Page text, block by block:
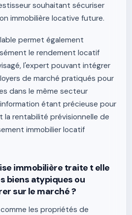
souhaitant sécuriser
immobilière locative future.
permet également
le rendement locatif
l'expert pouvant intégrer
de marché pratiqués pour
dans le même secteur
étant précieuse pour
la rentabilité prévisionnelle de
immobilier locatif
immobilière traite t elle
biens atypiques ou
sur le marché ?
les propriétés de